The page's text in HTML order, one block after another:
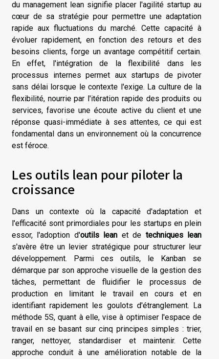
du management lean signifie placer l'agilité startup au
cœur de sa stratégie pour permettre une adaptation
rapide aux fluctuations du marché. Cette capacité à
évoluer rapidement, en fonction des retours et des
besoins clients, forge un avantage compétitif certain.
En effet, l'intégration de la flexibilité dans les
processus internes permet aux startups de pivoter
sans délai lorsque le contexte l'exige. La culture de la
flexibilité, nourrie par l'itération rapide des produits ou
services, favorise une écoute active du client et une
réponse quasi-immédiate à ses attentes, ce qui est
fondamental dans un environnement où la concurrence
est féroce.
Les outils lean pour piloter la
croissance
Dans un contexte où la capacité d'adaptation et
l'efficacité sont primordiales pour les startups en plein
essor, l'adoption d'outils lean et de techniques lean
s'avère être un levier stratégique pour structurer leur
développement. Parmi ces outils, le Kanban se
démarque par son approche visuelle de la gestion des
tâches, permettant de fluidifier le processus de
production en limitant le travail en cours et en
identifiant rapidement les goulots d'étranglement. La
méthode 5S, quant à elle, vise à optimiser l'espace de
travail en se basant sur cinq principes simples : trier,
ranger, nettoyer, standardiser et maintenir. Cette
approche conduit à une amélioration notable de la